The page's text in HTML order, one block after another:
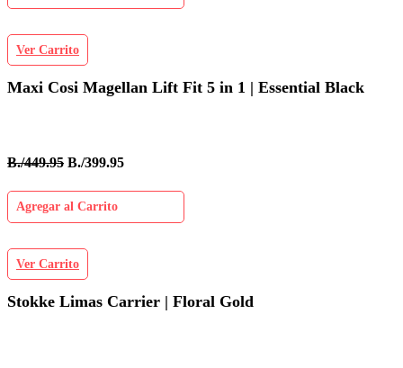
Ver Carrito
Maxi Cosi Magellan Lift Fit 5 in 1 | Essential Black
B./449.95 B./399.95
Agregar al Carrito
Ver Carrito
Stokke Limas Carrier | Floral Gold